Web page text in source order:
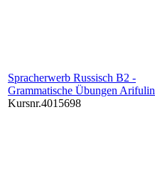
Spracherwerb Russisch B2 -
Grammatische Übungen Arifulin
Kursnr.4015698